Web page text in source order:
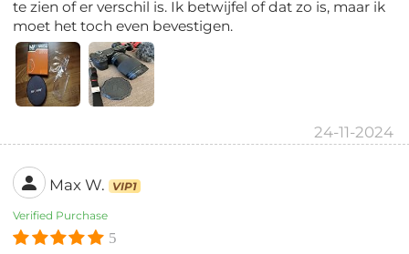
te zien of er verschil is. Ik betwijfel of dat zo is, maar ik
moet het toch even bevestigen.
24-11-2024
Max W. VIP1
Verified Purchase
5